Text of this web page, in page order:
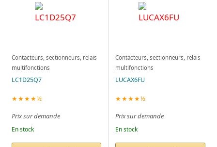
Contacteurs, sectionneurs, relais
multifonctions
LC1D25Q7
★★★★½
Prix sur demande
En stock
Contacteurs, sectionneurs, relais
multifonctions
LUCAX6FU
★★★★½
Prix sur demande
En stock